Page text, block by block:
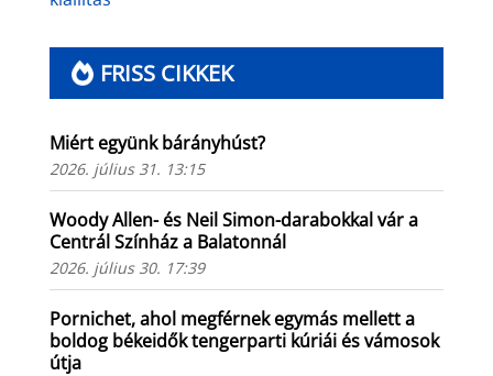
FRISS CIKKEK
Miért együnk bárányhúst?
2026. július 31. 13:15
Woody Allen- és Neil Simon-darabokkal vár a
Centrál Színház a Balatonnál
2026. július 30. 17:39
Pornichet, ahol megférnek egymás mellett a
boldog békeidők tengerparti kúriái és vámosok
útja